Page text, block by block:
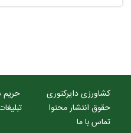
کشاورزی دایرکتوری
حریم
حقوق انتشار محتوا
تماس با ما